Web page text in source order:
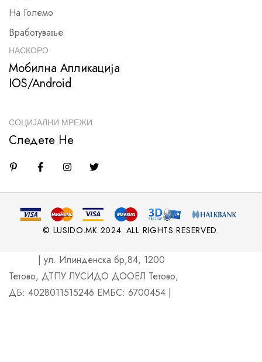
На Големо
Вработување
НАСКОРО
Мобилна Апликација
IOS/Android
СОЦИЈАЛНИ МРЕЖИ
Следете Не
© LUSIDO.MK 2024. ALL RIGHTS RESERVED.
| ул. Илинденска бр,84, 1200
Тетово, ДТПУ ЛУСИДО ДООЕЛ Тетово,
ДБ: 4028011515246 ЕМБС: 6700454 |